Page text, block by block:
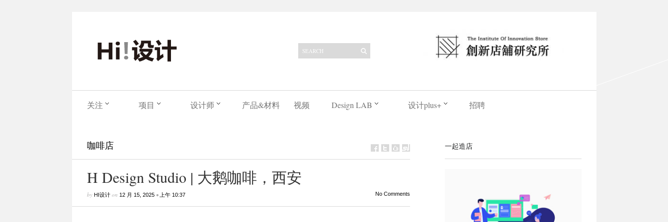
关注 项目 设计师 产品&材料 视频 Design LAB 设计plus+ 招聘
咖啡店
H Design Studio | 大鹅咖啡，西安
by HI设计on 12 月 15, 2025• 上午 10:37 No Comments
一起造店